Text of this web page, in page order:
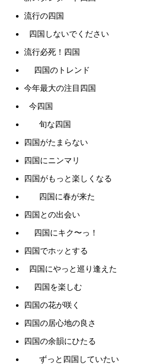
流行の四国
四国しないでください
流行必死！四国
四国のトレンド
今年最大の注目四国
今四国
旬な四国
四国がたまらない
四国にニンマリ
四国がもっと楽しくなる
四国に春が来た
四国との出会い
四国にキク〜っ！
四国でホッとする
四国にやっと巡り逢えた
四国を楽しむ
四国の花が咲く
四国の居心地の良さ
四国の余韻にひたる
ずっと四国していたい